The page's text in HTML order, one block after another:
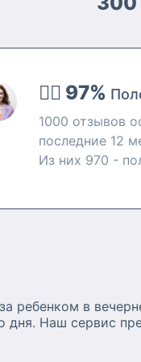
как
методики
школе,
знаниях программы начальных
работала с
числе с
👍🏻 97%
1000 отзывов
последние 12
Из них 970 -
ребенком в
дня. Наш сервис